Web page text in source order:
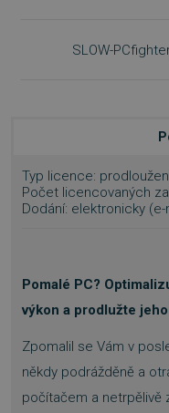
SLOW-
Typ licence:
Počet licencovaných
Dodání: elektronicky (e-
Pomalé PC?
výkon a prodlužte
Zpomalil se Vám v
někdy podrážděně a
počítačem a netrpělivě